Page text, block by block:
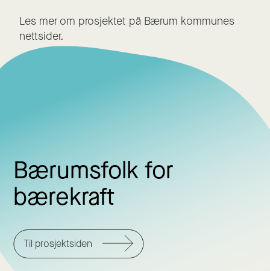
Les mer om prosjektet på Bærum kommunes
nettsider.
Bærumsfolk for
bærekraft
Til prosjektsiden